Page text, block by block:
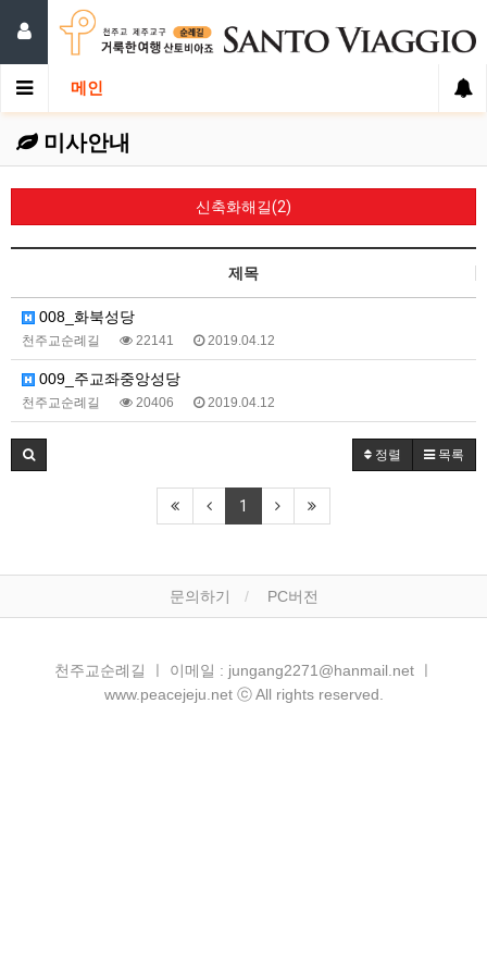
메인
미사안내
신축화해길(2)
제목
008_화북성당
천주교순례길 22141 2019.04.12
009_주교좌중앙성당
천주교순례길 20406 2019.04.12
정렬 목록
1
문의하기 PC버전
천주교순례길 ㅣ 이메일 : jungang2271@hanmail.net ㅣ
www.peacejeju.net ⓒ All rights reserved.